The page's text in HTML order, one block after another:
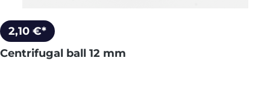
2,10 €*
Centrifugal ball 12 mm